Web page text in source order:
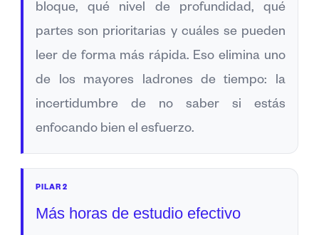
bloque, qué nivel de profundidad, qué
partes son prioritarias y cuáles se pueden
leer de forma más rápida. Eso elimina uno
de los mayores ladrones de tiempo: la
incertidumbre de no saber si estás
enfocando bien el esfuerzo.
PILAR 2
Más horas de estudio efectivo